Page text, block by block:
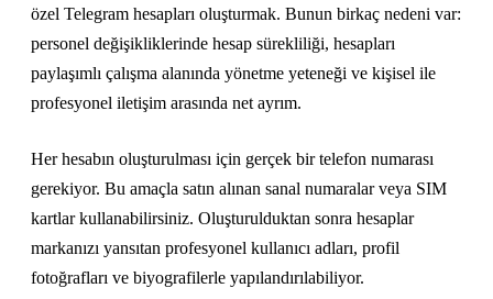
özel Telegram hesapları oluşturmak. Bunun birkaç nedeni var:
personel değişikliklerinde hesap sürekliliği, hesapları
paylaşımlı çalışma alanında yönetme yeteneği ve kişisel ile
profesyonel iletişim arasında net ayrım.
Her hesabın oluşturulması için gerçek bir telefon numarası
gerekiyor. Bu amaçla satın alınan sanal numaralar veya SIM
kartlar kullanabilirsiniz. Oluşturulduktan sonra hesaplar
markanızı yansıtan profesyonel kullanıcı adları, profil
fotoğrafları ve biyografilerle yapılandırılabiliyor.